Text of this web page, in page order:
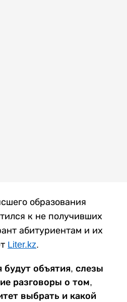
образования
к не получивших
абитуриентам и их
Liter.kz.
будут объятия, слезы
разговоры о том,
выбрать и какой